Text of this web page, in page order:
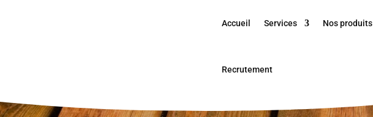
Accueil Services Nos produits
Recrutement